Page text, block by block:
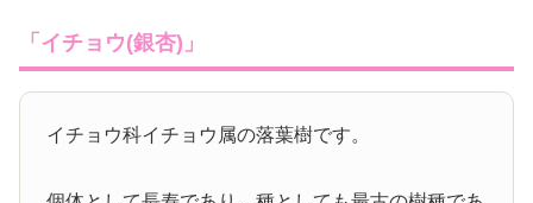
「イチョウ(銀杏)」
イチョウ科イチョウ属の落葉樹です。